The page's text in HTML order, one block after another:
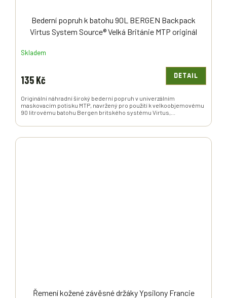
Bederní popruh k batohu 90L BERGEN Backpack
Virtus System Source® Velká Británie MTP originál
Skladem
135 Kč DETAIL
Originální náhradní široký bederní popruh v univerzálním
maskovacím potisku MTP, navržený pro použití k velkoobjemovému
90 litrovému batohu Bergen britského systému Virtus,...
Řemení kožené závěsné držáky Ypsilony Francie